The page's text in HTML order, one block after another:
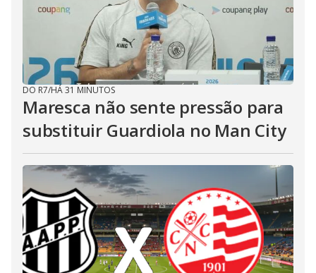
DO R7/HÁ 31 MINUTOS
Maresca não sente pressão para
substituir Guardiola no Man City